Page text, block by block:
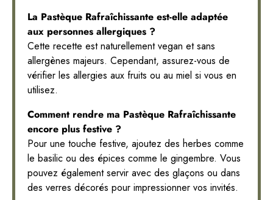
La Pastèque Rafraîchissante est-elle adaptée
aux personnes allergiques ?
Cette recette est naturellement vegan et sans
allergènes majeurs. Cependant, assurez-vous de
vérifier les allergies aux fruits ou au miel si vous en
utilisez.
Comment rendre ma Pastèque Rafraîchissante
encore plus festive ?
Pour une touche festive, ajoutez des herbes comme
le basilic ou des épices comme le gingembre. Vous
pouvez également servir avec des glaçons ou dans
des verres décorés pour impressionner vos invités.